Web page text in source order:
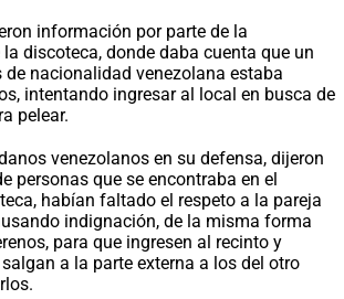
información por parte de la
discoteca, donde daba cuenta que un
de nacionalidad venezolana estaba
intentando ingresar al local en busca de
pelear.
venezolanos en su defensa, dijeron
personas que se encontraba en el
habían faltado el respeto a la pareja
indignación, de la misma forma
para que ingresen al recinto y
a la parte externa a los del otro